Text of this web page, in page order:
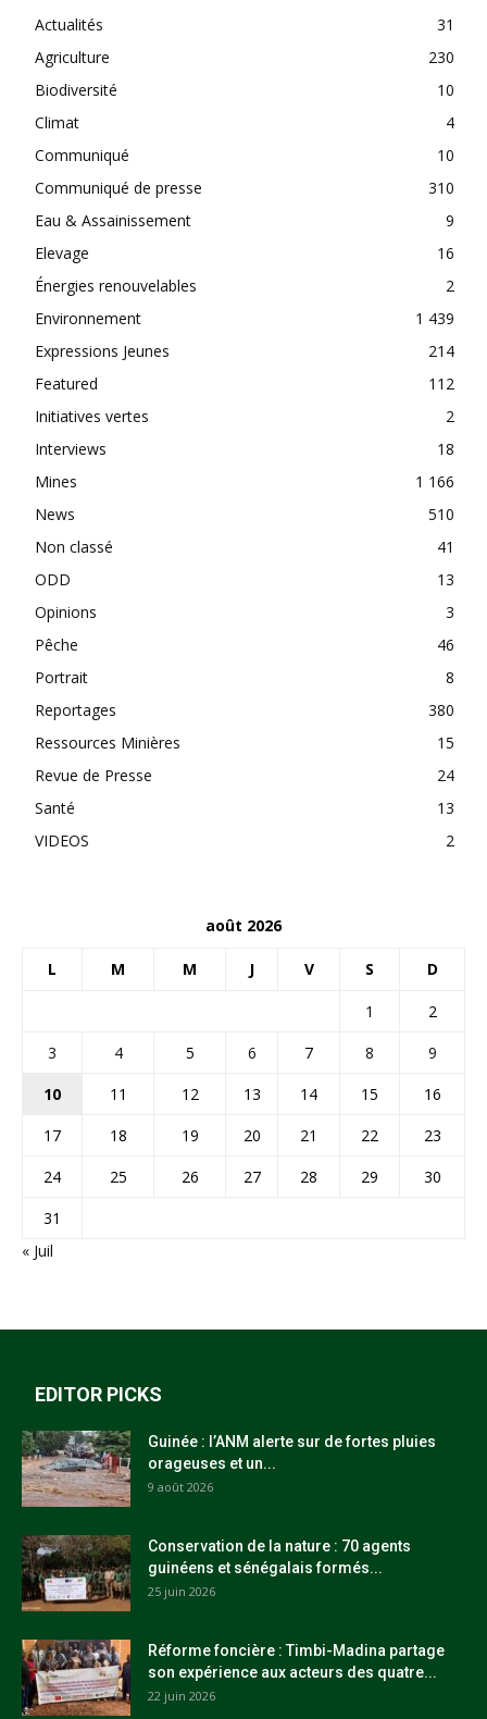
Actualités
31
Agriculture
230
Biodiversité
10
Climat
4
Communiqué
10
Communiqué de presse
310
Eau & Assainissement
9
Elevage
16
Énergies renouvelables
2
Environnement
1 439
Expressions Jeunes
214
Featured
112
Initiatives vertes
2
Interviews
18
Mines
1 166
News
510
Non classé
41
ODD
13
Opinions
3
Pêche
46
Portrait
8
Reportages
380
Ressources Minières
15
Revue de Presse
24
Santé
13
VIDEOS
2
août 2026
L M M J V S D
1
2
3
4 5 6 7 8
9
10
11 12 13 14 15
16
17
18 19 20 21 22
23
24
25 26 27 28 29
30
31
« Juil
EDITOR PICKS
Guinée : l’ANM alerte sur de fortes pluies
orageuses et un...
9 août 2026
Conservation de la nature : 70 agents
guinéens et sénégalais formés...
25 juin 2026
Réforme foncière : Timbi-Madina partage
son expérience aux acteurs des quatre...
22 juin 2026